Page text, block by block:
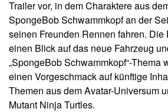
Trailer vor, in dem Charaktere aus
SpongeBob Schwammkopf an der
seinen Freunden Rennen fahren. Die
einen Blick auf das neue Fahrzeug
„SpongeBob Schwammkopf“-Thema
einen Vorgeschmack auf künftige
Themen aus dem Avatar-Universum
Mutant Ninja Turtles.